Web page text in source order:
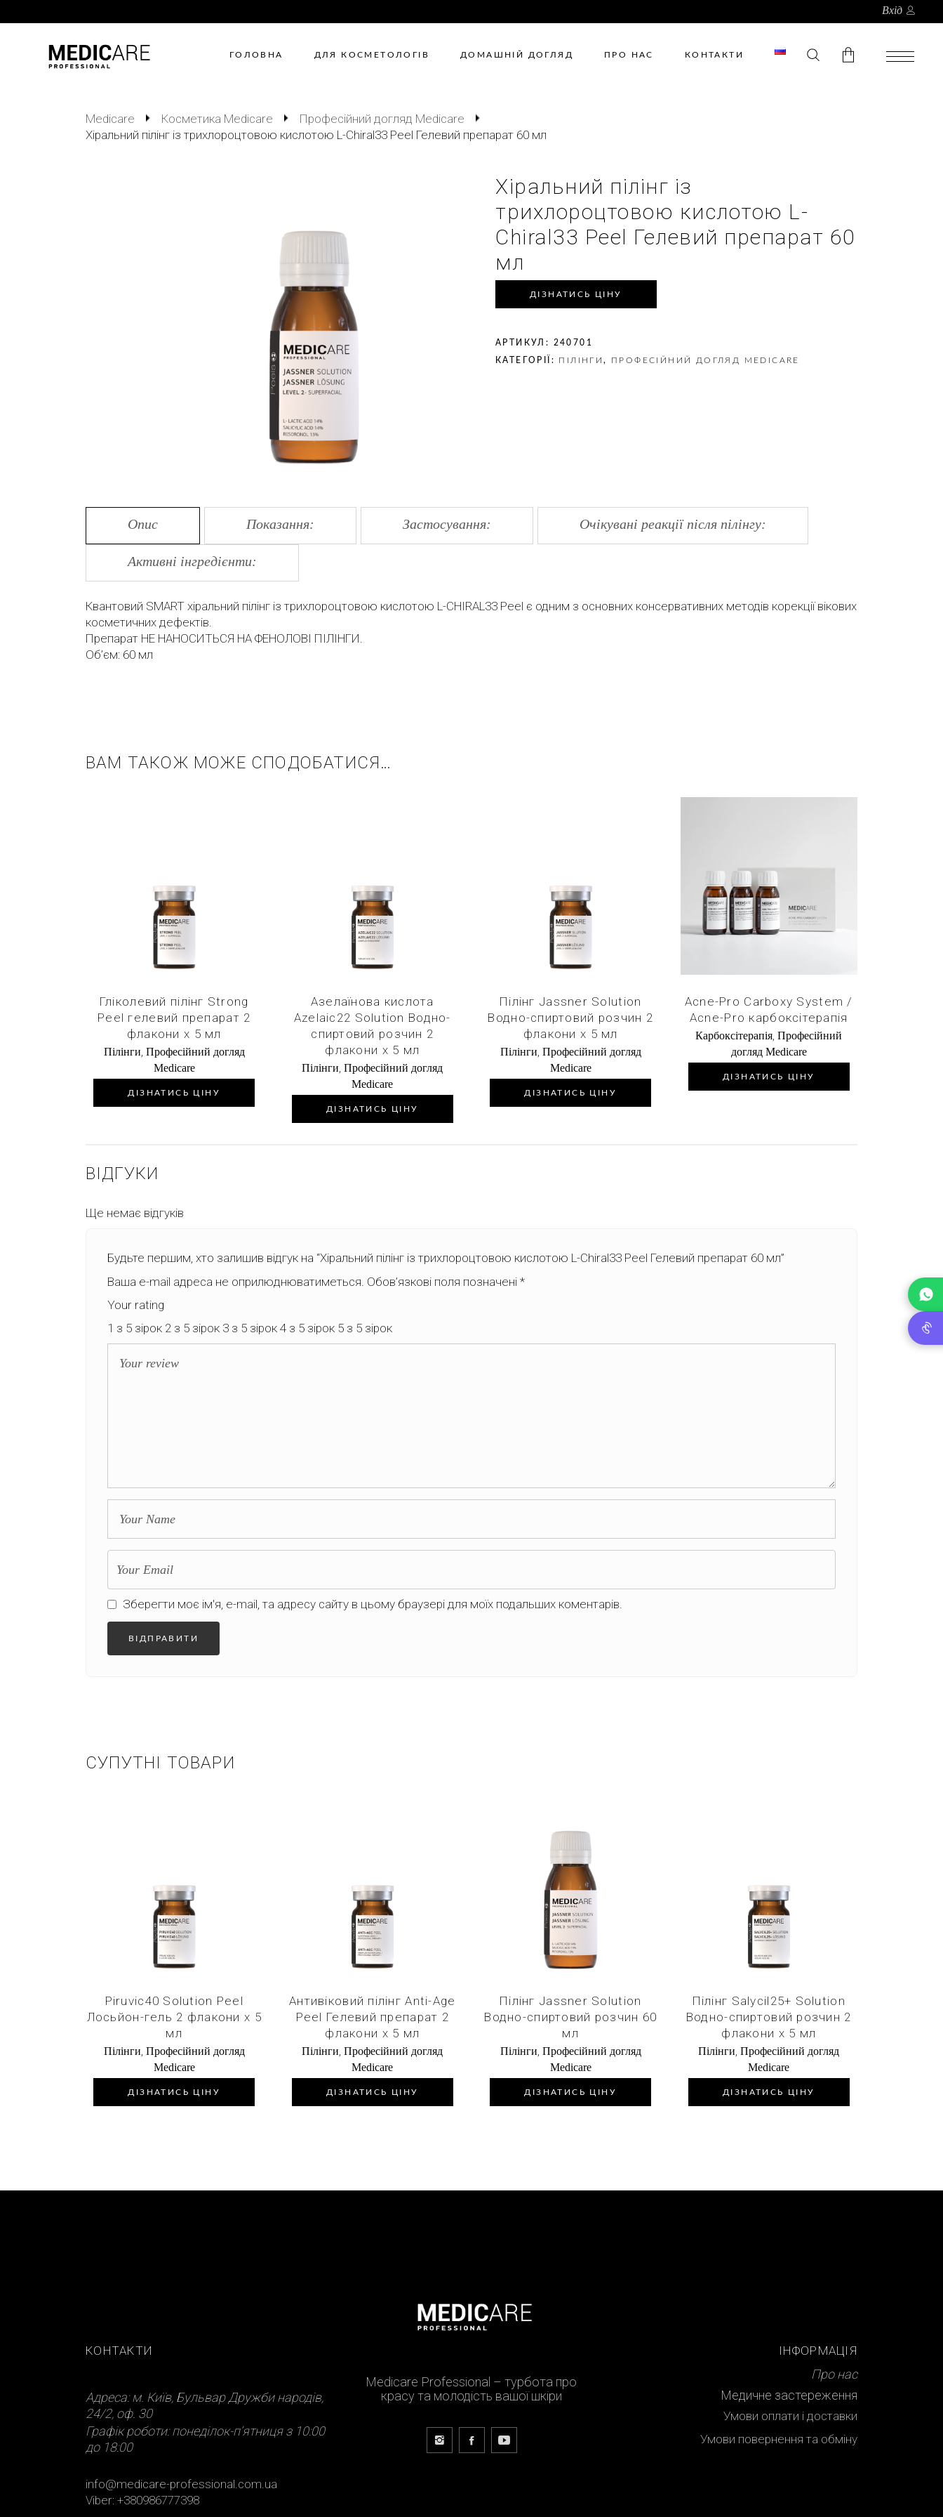
Вхід
ГОЛОВНА ДЛЯ КОСМЕТОЛОГІВ ДОМАШНІЙ ДОГЛЯД ПРО НАС КОНТАКТИ
Medicare Косметика Medicare
Професійний догляд Medicare
Хіральний пілінг із трихлороцтовою кислотою L-Chiral33 Peel Гелевий препарат 60 мл
Хіральний пілінг із
трихлороцтовою кислотою L-
Chiral33 Peel Гелевий препарат 60
мл
ДІЗНАТИСЬ ЦІНУ
АРТИКУЛ: 240701
КАТЕГОРІЇ: ПІЛІНГИ, ПРОФЕСІЙНИЙ ДОГЛЯД MEDICARE
Опис Показання: Застосування: Очікувані реакції після пілінгу:
Активні інгредієнти:
Квантовий SMART хіральний пілінг із трихлороцтовою кислотою L-CHIRAL33 Peel є одним з основних консервативних методів корекції вікових
косметичних дефектів.
Препарат НЕ НАНОСИТЬСЯ НА ФЕНОЛОВІ ПІЛІНГИ.
Об’єм: 60 мл
ВАМ ТАКОЖ МОЖЕ СПОДОБАТИСЯ…
Купити в 1 клік
Гліколевий пілінг Strong
Peel гелевий препарат 2
флакони х 5 мл
Пілінги Професійний догляд
Medicare
ДІЗНАТИСЬ ЦІНУ
Купити в 1 клік
Азелаїнова кислота
Azelaic22 Solution Водно-
спиртовий розчин 2
флакони х 5 мл
Пілінги ,Професійний догляд
Medicare
ДІЗНАТИСЬ ЦІНУ
Купити в 1 клік
Пілінг Jassner Solution
Водно-спиртовий розчин 2
флакони х 5 мл
Пілінги Професійний догляд
Medicare
ДІЗНАТИСЬ ЦІНУ
Купити в 1 клік
Acne-Pro Carboxy System /
Acne-Pro карбоксітерапія
Карбоксітерапія ,Професійний
догляд Medicare
ДІЗНАТИСЬ ЦІНУ
ВІДГУКИ
Ще немає відгуків
Будьте першим, хто залишив відгук на “Хіральний пілінг із трихлороцтовою кислотою L-Chiral33 Peel Гелевий препарат 60 мл”
Ваша e-mail адреса не оприлюднюватиметься. Обов’язкові поля позначені *
Your rating
1 з 5 зірок 2 з 5 зірок 3 з 5 зірок 4 з 5 зірок 5 з 5 зірок
Зберегти моє ім'я, e-mail, та адресу сайту в цьому браузері для моїх подальших коментарів.
СУПУТНІ ТОВАРИ
Купити в 1 клік
Piruvic40 Solution Peel
Лосьйон-гель 2 флакони х 5
мл
Пілінги, Професійний догляд
Medicare
ДІЗНАТИСЬ ЦІНУ
Купити в 1 клік
Антивіковий пілінг Anti-Age
Peel Гелевий препарат 2
флакони х 5 мл
Пілінги,Професійний догляд
Medicare
ДІЗНАТИСЬ ЦІНУ
Купити в 1 клік
Пілінг Jassner Solution
Водно-спиртовий розчин 60
мл
Пілінги, Професійний догляд
Medicare
ДІЗНАТИСЬ ЦІНУ
Купити в 1 клік
Пілінг Salycil25+ Solution
Водно-спиртовий розчин 2
флакони х 5 мл
Пілінги,Професійний догляд
Medicare
ДІЗНАТИСЬ ЦІНУ
КОНТАКТИ
Адреса: м. Київ, Бульвар Дружби народів,
24/2, оф. 30
Графік роботи: понеділок-п’ятниця з 10:00
до 18:00
info@medicare-professional.com.ua
Viber: +380986777398
Medicare Professional – турбота про
красу та молодість вашої шкіри
ІНФОРМАЦІЯ
Про нас
Медичне застереження
Умови оплати і доставки
Умови повернення та обміну